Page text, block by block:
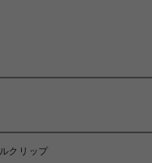
クリップ